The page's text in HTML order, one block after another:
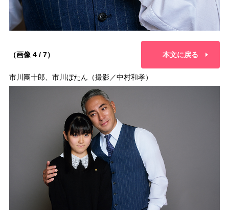
（画像 4 / 7） 本文に戻る
市川團十郎、市川ぼたん（撮影／中村和孝）